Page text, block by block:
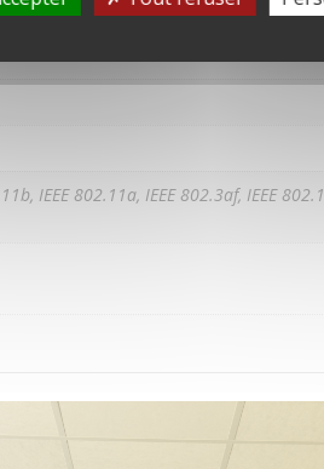
IEEE 802.11a, IEEE 802.3af, IEEE